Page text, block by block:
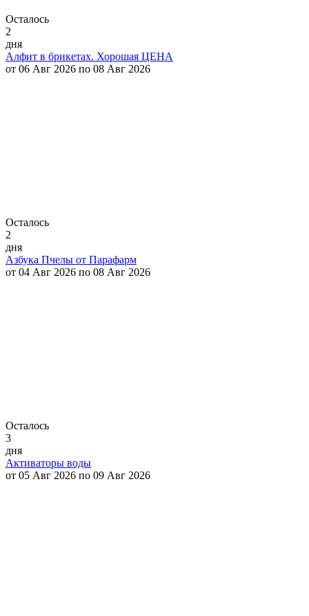
Осталось
2
дня
Алфит в брикетах. Хорошая ЦЕНА
от 06 Авг 2026 по 08 Авг 2026
Осталось
2
дня
Азбука Пчелы от Парафарм
от 04 Авг 2026 по 08 Авг 2026
Осталось
3
дня
Активаторы воды
от 05 Авг 2026 по 09 Авг 2026